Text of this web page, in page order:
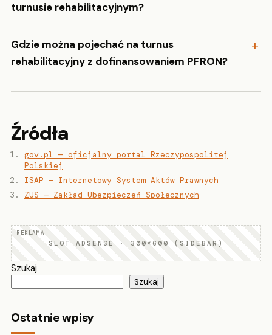
turnusie rehabilitacyjnym?
Gdzie można pojechać na turnus
rehabilitacyjny z dofinansowaniem PFRON?
Źródła
gov.pl — oficjalny portal Rzeczypospolitej
Polskiej
ISAP — Internetowy System Aktów Prawnych
ZUS — Zakład Ubezpieczeń Społecznych
SLOT ADSENSE · 300×600 (SIDEBAR)
Szukaj
Szukaj
Ostatnie wpisy